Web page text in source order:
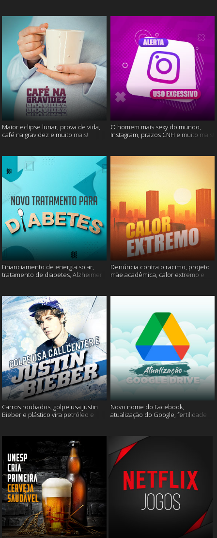
Maior eclipse lunar, prova de vida,
café na gravidez e muito mais!
O homem mais sexy do mundo,
Instagram, prazos CNH e muito mais!
Financiamento de energia solar,
tratamento de diabetes, Alzheimer
Denúncia contra o racimo, projeto
mãe acadêmica, calor extremo e
Carros roubados, golpe usa Justin
Bieber e plástico vira petróleo e
Novo nome do Facebook,
atualização do Google, fertilidade